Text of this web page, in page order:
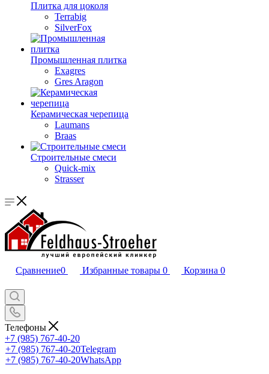
Плитка для цоколя
Terrabig
SilverFox
Промышленная плитка
Exagres
Gres Aragon
Керамическая черепица
Laumans
Braas
Строительные смеси
Quick-mix
Strasser
Сравнение0 Избранные товары 0 Корзина 0
Телефоны
+7 (985) 767-40-20
+7 (985) 767-40-20Telegram
+7 (985) 767-40-20WhatsApp